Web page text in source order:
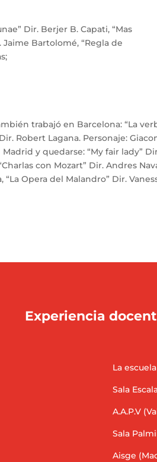
Dir. Berjer B. Capati, “Mas
Jaime Bartolomé, “Regla de
trabajó en Barcelona: “La
Robert Lagana. Personaje:
y quedarse: “My fair lady”
con Mozart” Dir. Andres
Opera del Malandro” Dir.
Experiencia
La
Sala
A.A.P.V
Sala
Aisge